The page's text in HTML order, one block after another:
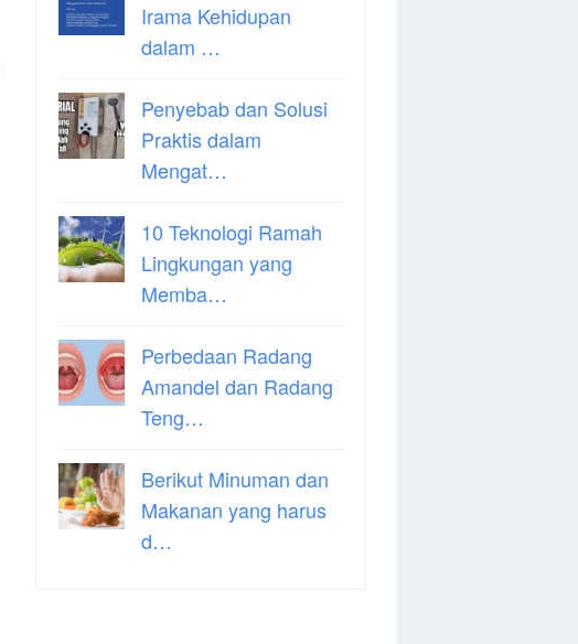
Irama Kehidupan
dalam …
Penyebab dan Solusi
Praktis dalam
Mengat…
10 Teknologi Ramah
Lingkungan yang
Memba…
Perbedaan Radang
Amandel dan Radang
Teng…
Berikut Minuman dan
Makanan yang harus
d…